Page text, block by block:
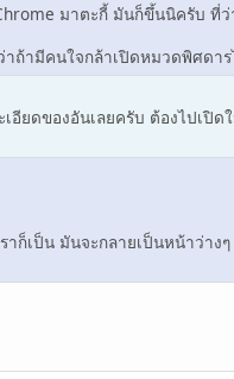
มาตะกี้ มันก็ขึ้นนิครับ ที่ว่
ถ้ามีคนใจกล้าเปิดหมวดพิศดา
อียดของอันเลยครับ ต้องไปเปิ
ก็เป็น มันจะกลายเป็นหน้าว่าง